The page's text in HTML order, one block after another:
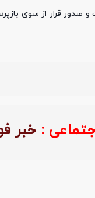
صدور قرار از سوی
: خبر